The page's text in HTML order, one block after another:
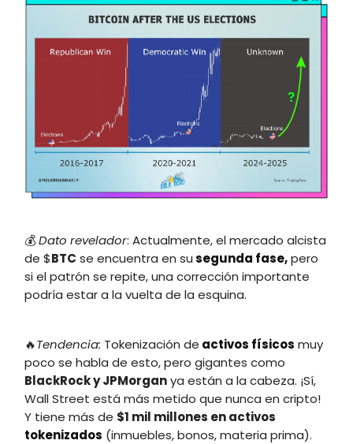
💰Dato revelador: Actualmente, el mercado alcista
de $BTC se encuentra en susegunda fase,pero
si el patrón se repite, una corrección importante
podría estar a la vuelta de la esquina.
🔥Tendencia: Tokenización de activos físicos muy
poco se habla de esto, pero gigantes como
BlackRock y JPMorganya están a la cabeza. ¡Sí,
Wall Street está más metido que nunca en cripto!
Y tiene más de $1 mil millones en activos
tokenizados (inmuebles, bonos, materia prima).